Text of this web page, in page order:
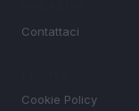
Contattaci
Cookie Policy